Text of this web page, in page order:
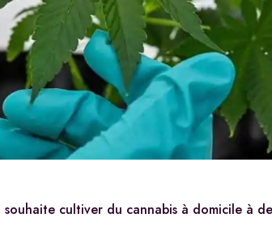
cultiver du cannabis à domicile à